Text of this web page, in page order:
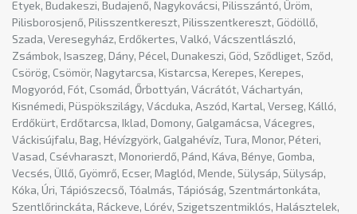
Etyek, Budakeszi, Budajenő, Nagykovácsi, Pilisszántó, Üröm,
Pilisborosjenő, Pilisszentkereszt, Pilisszentkereszt, Gödöllő,
Szada, Veresegyház, Erdőkertes, Valkó, Vácszentlászló,
Zsámbok, Isaszeg, Dány, Pécel, Dunakeszi, Göd, Sződliget, Sződ,
Csörög, Csömör, Nagytarcsa, Kistarcsa, Kerepes, Kerepes,
Mogyoród, Fót, Csomád, Őrbottyán, Vácrátót, Váchartyán,
Kisnémedi, Püspökszilágy, Vácduka, Aszód, Kartal, Verseg, Kálló,
Erdőkürt, Erdőtarcsa, Iklad, Domony, Galgamácsa, Vácegres,
Váckisújfalu, Bag, Hévízgyörk, Galgahévíz, Tura, Monor, Péteri,
Vasad, Csévharaszt, Monorierdő, Pánd, Káva, Bénye, Gomba,
Vecsés, Üllő, Gyömrő, Ecser, Maglód, Mende, Sülysáp, Sülysáp,
Kóka, Úri, Tápiószecső, Tóalmás, Tápióság, Szentmártonkáta,
Szentlőrinckáta, Ráckeve, Lórév, Szigetszentmiklós, Halásztelek,